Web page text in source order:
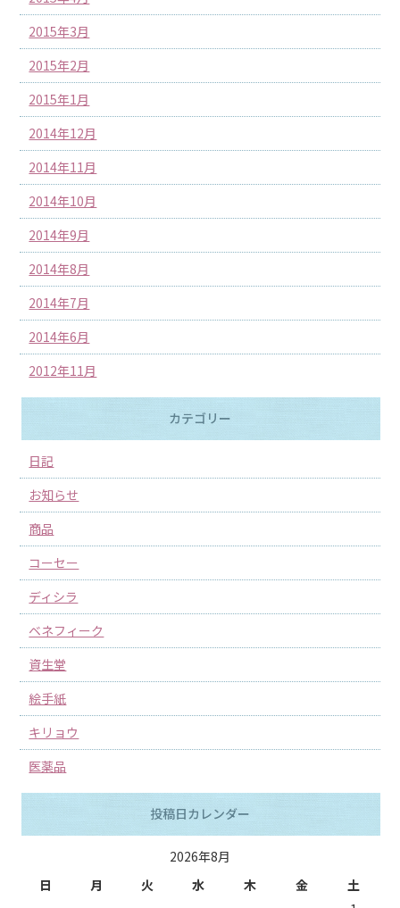
2015年3月
2015年2月
2015年1月
2014年12月
2014年11月
2014年10月
2014年9月
2014年8月
2014年7月
2014年6月
2012年11月
カテゴリー
日記
お知らせ
商品
コーセー
ディシラ
ベネフィーク
資生堂
絵手紙
キリョウ
医薬品
投稿日カレンダー
2026年8月
日
月 火 水 木 金
土